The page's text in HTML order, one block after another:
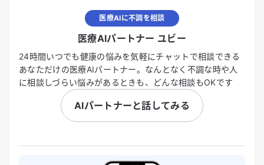
医療AIに不調を相談
医療AIパートナー ユビー
24時間いつでも健康の悩みを気軽にチャットで相談できる
あなただけの医療AIパートナー。なんとなく不調な時や人
に相談しづらい悩みがあるときも、どんな相談もOKです
AIパートナーと話してみる